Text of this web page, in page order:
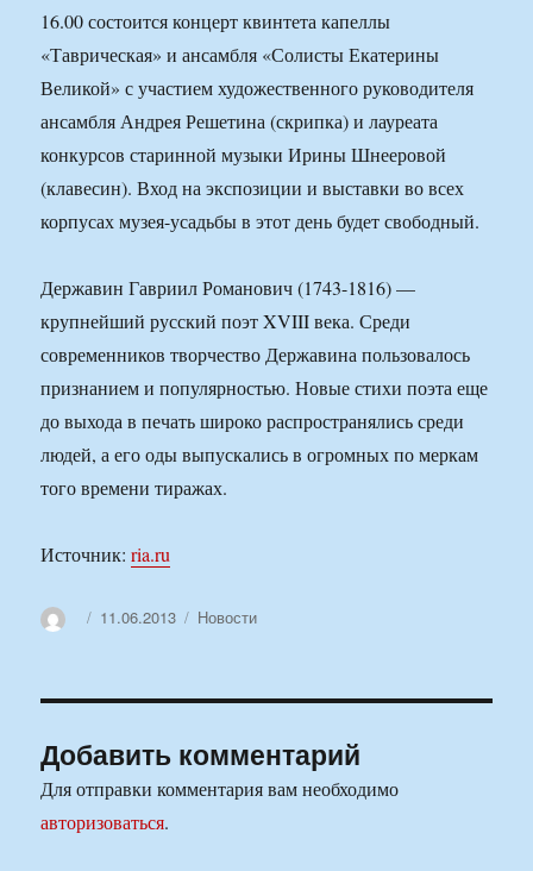
16.00 состоится концерт квинтета капеллы
«Таврическая» и ансамбля «Солисты Екатерины
Великой» с участием художественного руководителя
ансамбля Андрея Решетина (скрипка) и лауреата
конкурсов старинной музыки Ирины Шнееровой
(клавесин). Вход на экспозиции и выставки во всех
корпусах музея-усадьбы в этот день будет свободный.
Державин Гавриил Романович (1743-1816) —
крупнейший русский поэт XVIII века. Среди
современников творчество Державина пользовалось
признанием и популярностью. Новые стихи поэта еще
до выхода в печать широко распространялись среди
людей, а его оды выпускались в огромных по меркам
того времени тиражах.
Источник:ria.ru
АвторОпубликовано
11.06.2013 Рубрики
Новости
Добавить комментарий
Для отправки комментария вам необходимо
авторизоваться.